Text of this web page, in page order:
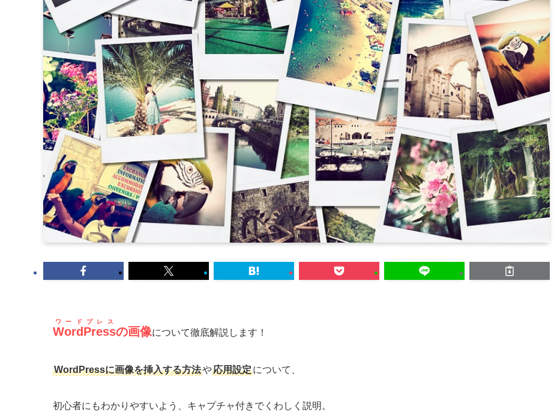
WordPress
ワードプレス
の画像について徹底解説します！
WordPressに画像を挿入する方法や応用設定について、
初心者にもわかりやすいよう、キャプチャ付きでくわしく説明。